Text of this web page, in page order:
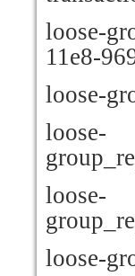
loose-
11e8-
loose-
loose-
loose-
loose-